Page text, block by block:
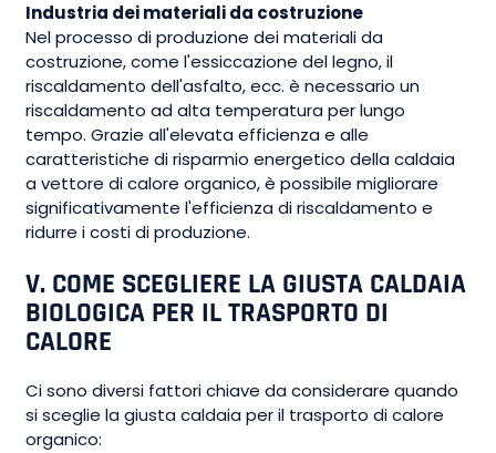
Industria dei materiali da costruzione
Nel processo di produzione dei materiali da
costruzione, come l'essiccazione del legno, il
riscaldamento dell'asfalto, ecc. è necessario un
riscaldamento ad alta temperatura per lungo
tempo. Grazie all'elevata efficienza e alle
caratteristiche di risparmio energetico della caldaia
a vettore di calore organico, è possibile migliorare
significativamente l'efficienza di riscaldamento e
ridurre i costi di produzione.
V. COME SCEGLIERE LA GIUSTA CALDAIA
BIOLOGICA PER IL TRASPORTO DI
CALORE
Ci sono diversi fattori chiave da considerare quando
si sceglie la giusta caldaia per il trasporto di calore
organico: